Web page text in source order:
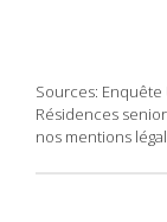
Sources: Enquête
Résidences
nos mentions